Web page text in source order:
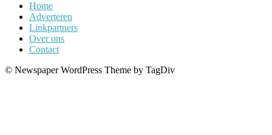
Home
Adverteren
Linkpartners
Over ons
Contact
© Newspaper WordPress Theme by TagDiv